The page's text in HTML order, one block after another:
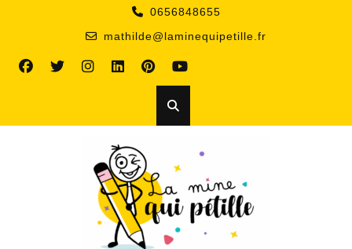
0656848655
mathilde@laminequipetille.fr